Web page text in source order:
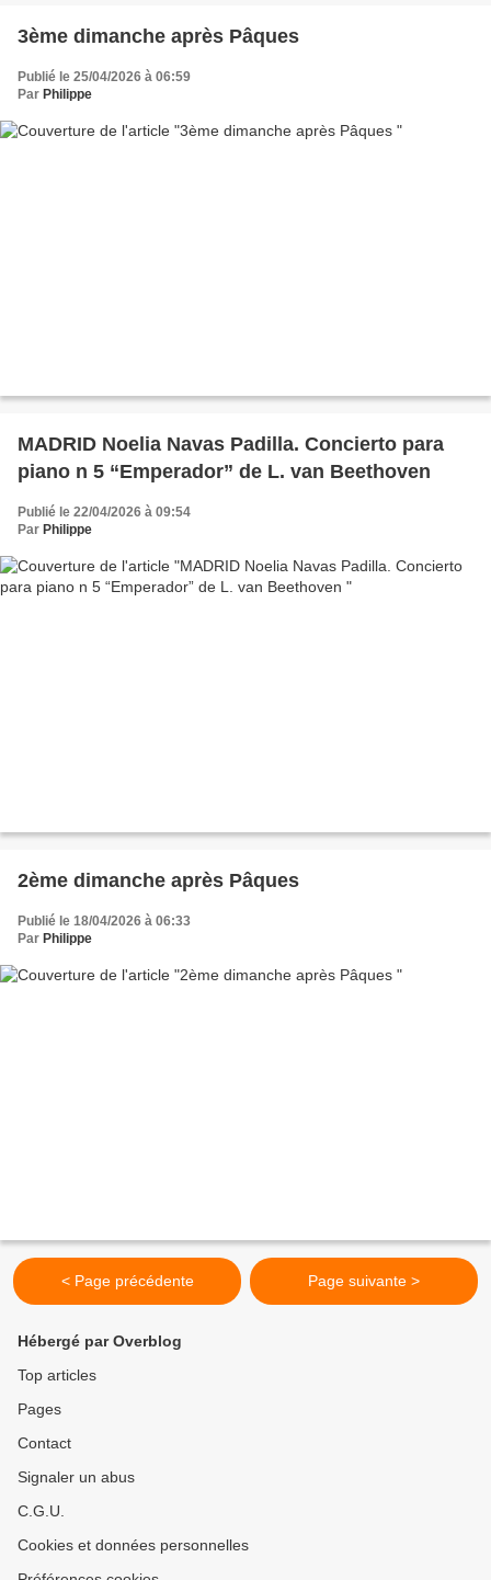
3ème dimanche après Pâques
Publié le 25/04/2026 à 06:59
Par Philippe
MADRID Noelia Navas Padilla. Concierto para
piano n 5 “Emperador” de L. van Beethoven
Publié le 22/04/2026 à 09:54
Par Philippe
2ème dimanche après Pâques
Publié le 18/04/2026 à 06:33
Par Philippe
< Page précédente Page suivante >
Hébergé par Overblog
Top articles
Pages
Contact
Signaler un abus
C.G.U.
Cookies et données personnelles